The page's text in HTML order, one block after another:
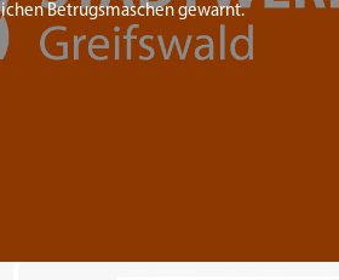
Betrugsmaschen gewarnt.